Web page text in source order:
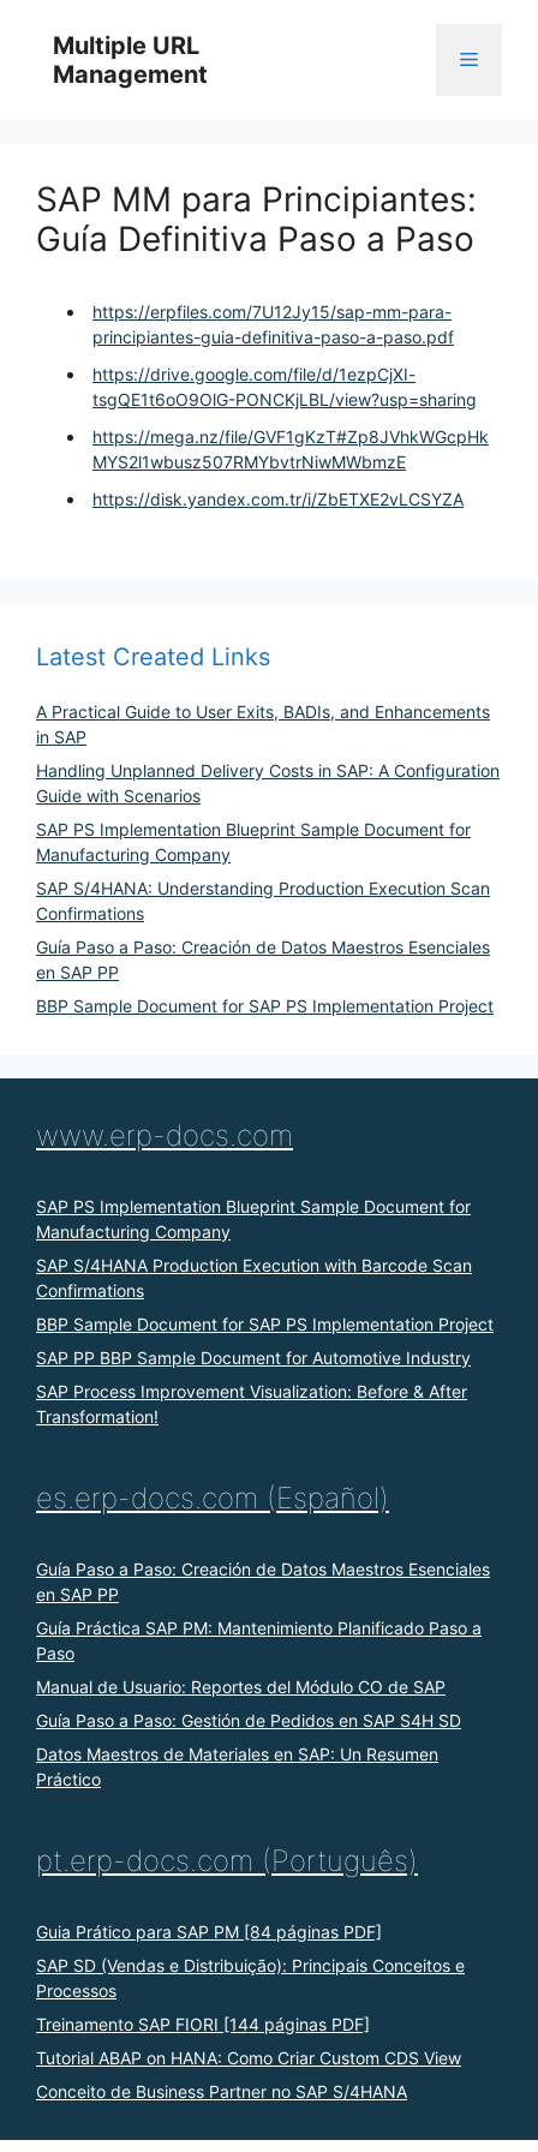
content
Multiple URL
Management
Menu
SAP MM para Principiantes:
Guía Definitiva Paso a Paso
https://erpfiles.com/7U12Jy15/sap-mm-para-
principiantes-guia-definitiva-paso-a-paso.pdf
https://drive.google.com/file/d/1ezpCjXI-
tsgQE1t6oO9OlG-PONCKjLBL/view?usp=sharing
https://mega.nz/file/GVF1gKzT#Zp8JVhkWGcpHk
MYS2l1wbusz507RMYbvtrNiwMWbmzE
https://disk.yandex.com.tr/i/ZbETXE2vLCSYZA
Latest Created Links
A Practical Guide to User Exits, BADIs, and Enhancements
in SAP
Handling Unplanned Delivery Costs in SAP: A Configuration
Guide with Scenarios
SAP PS Implementation Blueprint Sample Document for
Manufacturing Company
SAP S/4HANA: Understanding Production Execution Scan
Confirmations
Guía Paso a Paso: Creación de Datos Maestros Esenciales
en SAP PP
BBP Sample Document for SAP PS Implementation Project
www.erp-docs.com
SAP PS Implementation Blueprint Sample Document for
Manufacturing Company
SAP S/4HANA Production Execution with Barcode Scan
Confirmations
BBP Sample Document for SAP PS Implementation Project
SAP PP BBP Sample Document for Automotive Industry
SAP Process Improvement Visualization: Before & After
Transformation!
es.erp-docs.com (Español)
Guía Paso a Paso: Creación de Datos Maestros Esenciales
en SAP PP
Guía Práctica SAP PM: Mantenimiento Planificado Paso a
Paso
Manual de Usuario: Reportes del Módulo CO de SAP
Guía Paso a Paso: Gestión de Pedidos en SAP S4H SD
Datos Maestros de Materiales en SAP: Un Resumen
Práctico
pt.erp-docs.com (Português)
Guia Prático para SAP PM [84 páginas PDF]
SAP SD (Vendas e Distribuição): Principais Conceitos e
Processos
Treinamento SAP FIORI [144 páginas PDF]
Tutorial ABAP on HANA: Como Criar Custom CDS View
Conceito de Business Partner no SAP S/4HANA